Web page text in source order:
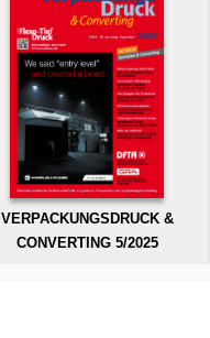
VERPACKUNGSDRUCK &
CONVERTING 5/2025